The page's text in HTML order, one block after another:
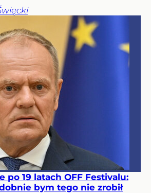
po 19 latach OFF Festivalu:
bym tego nie zrobił